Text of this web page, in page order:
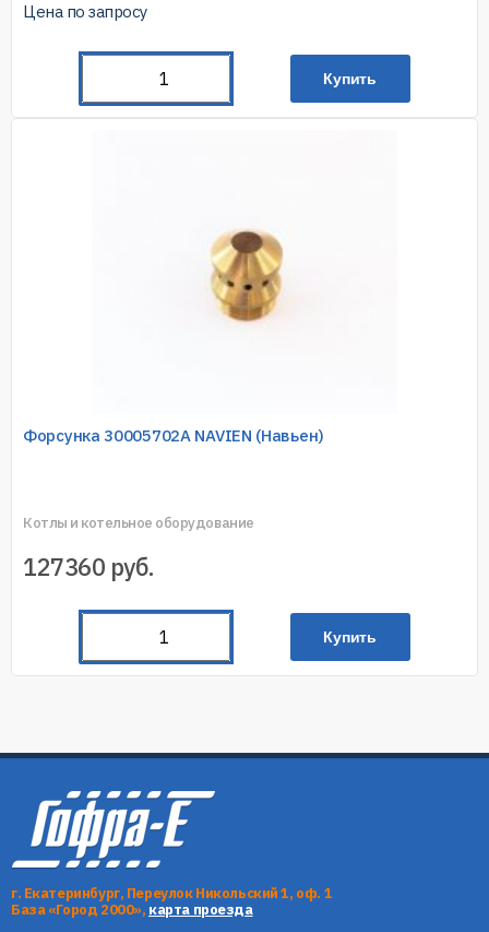
Цена по запросу
Купить
Форсунка 30005702A NAVIEN (Навьен)
Котлы и котельное оборудование
127360 руб.
Купить
г. Екатеринбург, Переулок Никольский 1, оф. 1
База «Город 2000», карта проезда